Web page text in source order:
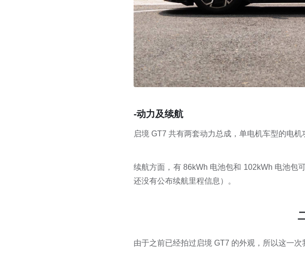
-动力及续航
启境 GT7 共有两套动力总成，单电机车型的电
续航方面，有 86kWh 电池包和 102kWh 电池包
还没有公布续航里程信息）。
由于之前已经拍过启境 GT7 的外观，所以这一次